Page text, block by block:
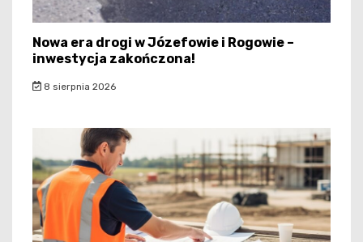
Nowa era drogi w Józefowie i Rogowie –
inwestycja zakończona!
8 sierpnia 2026